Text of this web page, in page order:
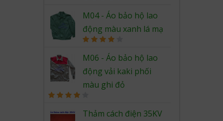
out of 5
M04 - Áo bảo hộ lao
động màu xanh lá mạ
4.00out
of 5
M06 - Áo bảo hộ lao
động vải kaki phối
màu ghi đỏ
4.00out
Thảm cách điện 35KV